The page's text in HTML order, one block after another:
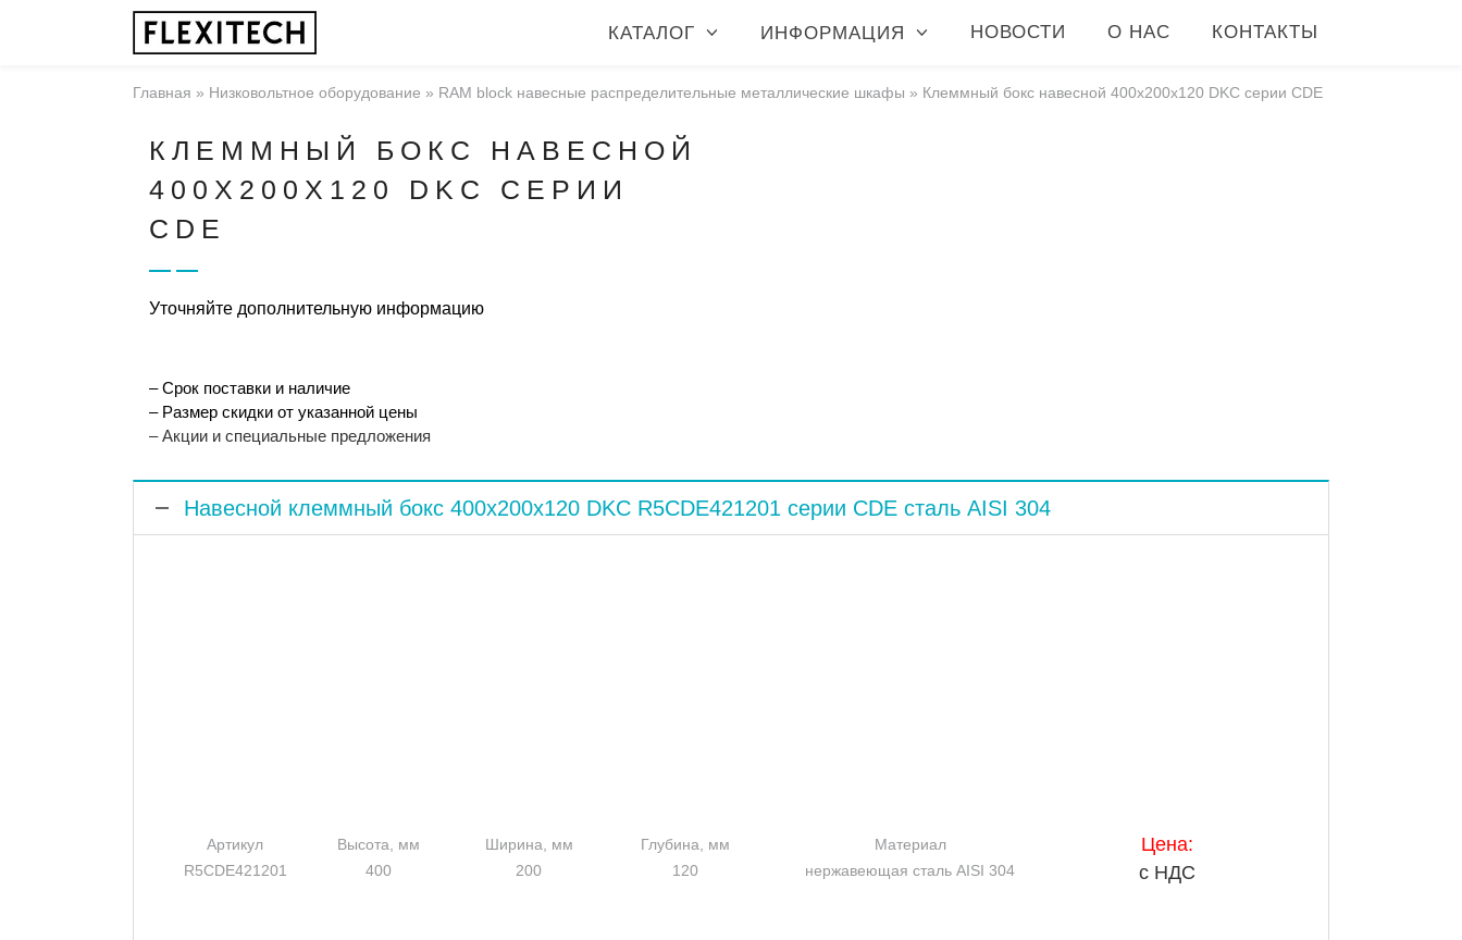
КАТАЛОГ ИНФОРМАЦИЯ НОВОСТИ О НАС КОНТАКТЫ
Главная » Низковольтное оборудование » RAM block навесные распределительные металлические шкафы » Клеммный бокс навесной 400x200x120 DKC серии CDE
КЛЕММНЫЙ БОКС НАВЕСНОЙ
400X200X120 DKC СЕРИИ
CDE
Уточняйте дополнительную информацию
– Срок поставки и наличие
– Размер скидки от указанной цены
– Акции и специальные предложения
Навесной клеммный бокс 400x200x120 DKC R5CDE421201 серии CDE сталь AISI 304
Артикул Высота, мм Ширина, мм Глубина, мм
Материал
R5CDE421201
400 200 120 нержавеющая сталь AISI 304
Цена:
с НДС